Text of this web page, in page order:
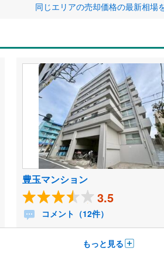
同じエリアの売却価格の最新相場
豊玉マンション
3.5
コメント（12件）
もっと見る